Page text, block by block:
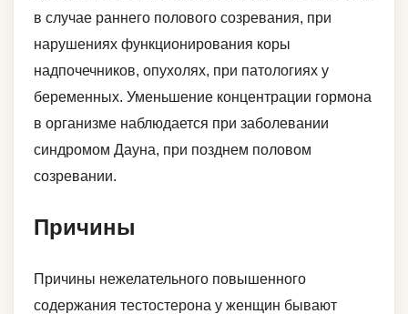
в случае раннего полового созревания, при
нарушениях функционирования коры
надпочечников, опухолях, при патологиях у
беременных. Уменьшение концентрации гормона
в организме наблюдается при заболевании
синдромом Дауна, при позднем половом
созревании.
Причины
Причины нежелательного повышенного
содержания тестостерона у женщин бывают